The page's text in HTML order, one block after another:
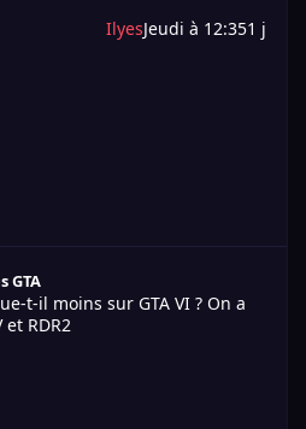
IlyesJeudi à 12:351 j
GTA
t-il moins sur GTA VI ? On a
et RDR2